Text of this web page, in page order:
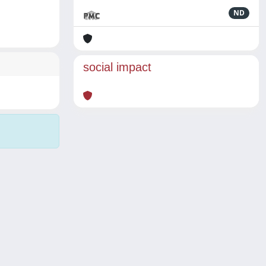
ND
social impact